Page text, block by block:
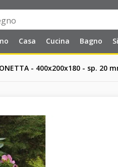
Casa Cucina Bagno
- 400x200x180 - sp. 20